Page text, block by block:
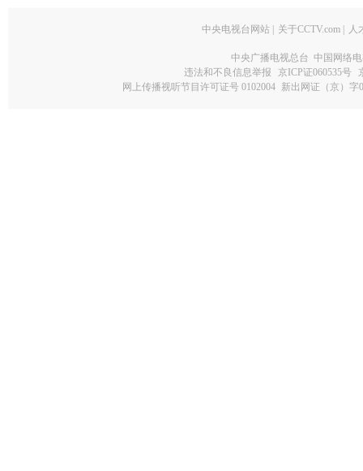
中央电视台网站 关于CCTV.com 人
中央广播电视总台 中国网络
违法和不良信息举报
京ICP证060535号
网上传播视听节目许可证号 0102004 新出网证（京）